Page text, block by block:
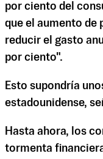
por ciento del
que el aumento de
reducir el gasto
por ciento".
Esto supondría
estadounidense,
Hasta ahora, los
tormenta